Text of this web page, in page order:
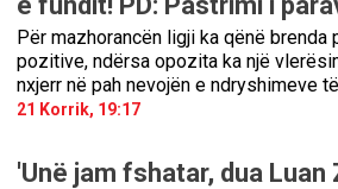
Për mazhorancën ligji ka qënë
pozitive, ndërsa opozita ka një
nxjerr në pah nevojën e ndryshimeve
21 Korrik, 19:17
'Unë jam fshatar, dua